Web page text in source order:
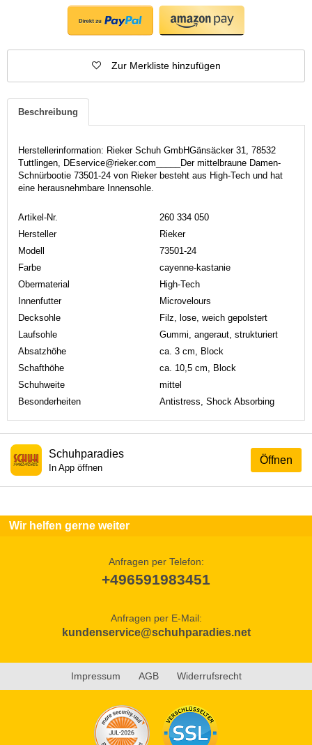
Zur Merkliste hinzufügen
Beschreibung
Herstellerinformation: Rieker Schuh GmbHGänsäcker 31, 78532
Tuttlingen, DEservice@rieker.com_____Der mittelbraune Damen-
Schnürbootie 73501-24 von Rieker besteht aus High-Tech und hat
eine herausnehmbare Innensohle.
Artikel-Nr.
260 334 050
Hersteller
Rieker
Modell
73501-24
Farbe
cayenne-kastanie
Obermaterial
High-Tech
Innenfutter
Microvelours
Decksohle
Filz, lose, weich gepolstert
Laufsohle
Gummi, angeraut, strukturiert
Absatzhöhe
ca. 3 cm, Block
Schafthöhe
ca. 10,5 cm, Block
Schuhweite
mittel
Besonderheiten
Antistress, Shock Absorbing
Öffnen
Schuhparadies
In App öffnen
Wir helfen gerne weiter
Anfragen per Telefon:
+496591983451
Anfragen per E-Mail:
kundenservice@schuhparadies.net
Impressum AGB Widerrufsrecht